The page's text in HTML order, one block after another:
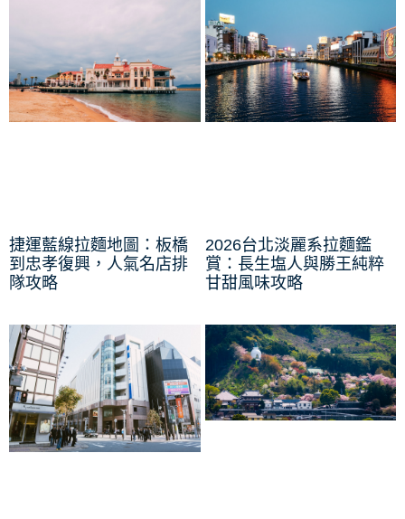
捷運藍線拉麵地圖：板橋
到忠孝復興，人氣名店排
隊攻略
2026台北淡麗系拉麵鑑
賞：長生塩人與勝王純粹
甘甜風味攻略